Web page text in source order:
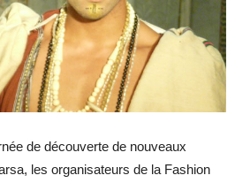
de découverte de nouveaux
les organisateurs de la Fashion